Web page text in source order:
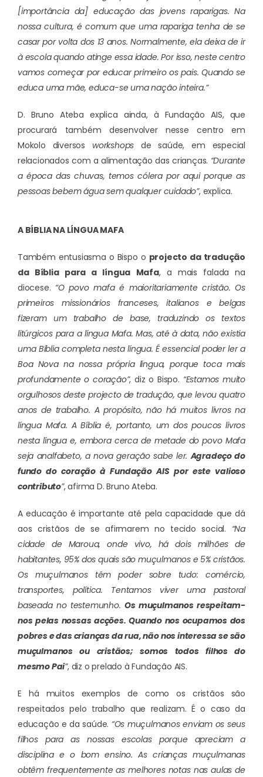
[importância da] educação das jovens raparigas. Na
nossa cultura, é comum que uma rapariga tenha de se
casar por volta dos 13 anos. Normalmente, ela deixa de ir
à escola quando atinge essa idade. Por isso, neste centro
vamos começar por educar primeiro os pais. Quando se
educa uma mãe, educa-se uma nação inteira.”
D. Bruno Ateba explica ainda, à Fundação AIS, que
procurará também desenvolver nesse centro em
Mokolo diversos workshops de saúde, em especial
relacionados com a alimentação das crianças. “Durante
a época das chuvas, temos cólera por aqui porque as
pessoas bebem água sem qualquer cuidado”, explica.
A BÍBLIA NA LÍNGUA MAFA
Também entusiasma o Bispo o projecto da tradução
da Bíblia para a língua Mafa, a mais falada na
diocese. “O povo mafa é maioritariamente cristão. Os
primeiros missionários franceses, italianos e belgas
fizeram um trabalho de base, traduzindo os textos
litúrgicos para a língua Mafa. Mas, até à data, não existia
uma Bíblia completa nesta língua. É essencial poder ler a
Boa Nova na nossa própria língua, porque toca mais
profundamente o coração”, diz o Bispo. “Estamos muito
orgulhosos deste projecto de tradução, que levou quatro
anos de trabalho. A propósito, não há muitos livros na
língua Mafa. A Bíblia é, portanto, um dos poucos livros
nesta língua e, embora cerca de metade do povo Mafa
seja analfabeto, a nova geração sabe ler.Agradeço do
fundo do coração à Fundação AIS por este valioso
contributo”, afirma D. Bruno Ateba.
A educação é importante até pela capacidade que dá
aos cristãos de se afirmarem no tecido social. “Na
cidade de Maroua, onde vivo, há dois milhões de
habitantes, 95% dos quais são muçulmanos e 5% cristãos.
Os muçulmanos têm poder sobre tudo: comércio,
transportes, política. Tentamos viver uma pastoral
baseada no testemunho. Os muçulmanos respeitam-
nos pelas nossas acções. Quando nos ocupamos dos
pobres e das crianças da rua, não nos interessa se são
muçulmanos ou cristãos; somos todos filhos do
mesmo Pai”, diz o prelado à Fundação AIS.
E há muitos exemplos de como os cristãos são
respeitados pelo trabalho que realizam. É o caso da
educação e da saúde. “Os muçulmanos enviam os seus
filhos para as nossas escolas porque apreciam a
disciplina e o bom ensino. As crianças muçulmanas
obtêm frequentemente as melhores notas nas aulas de